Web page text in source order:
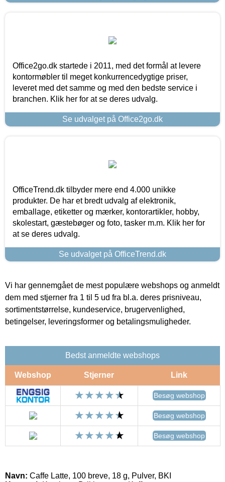
Office2go.dk startede i 2011, med det formål at levere
kontormøbler til meget konkurrencedygtige priser,
leveret med det samme og med den bedste service i
branchen. Klik her for at se deres udvalg.
Se udvalget på Office2go.dk
OfficeTrend.dk tilbyder mere end 4.000 unikke
produkter. De har et bredt udvalg af elektronik,
emballage, etiketter og mærker, kontorartikler, hobby,
skolestart, gæstebøger og foto, tasker m.m. Klik her for
at se deres udvalg.
Se udvalget på OfficeTrend.dk
Vi har gennemgået de mest populære webshops og anmeldt
dem med stjerner fra 1 til 5 ud fra bl.a. deres prisniveau,
sortimentstørrelse, kundeservice, brugervenlighed,
betingelser, leveringsformer og betalingsmuligheder.
Bedst anmeldte webshops
Webshop Stjerner Link
Besøg webshop
Besøg webshop
Besøg webshop
Navn: Caffe Latte, 100 breve, 18 g, Pulver, BKI